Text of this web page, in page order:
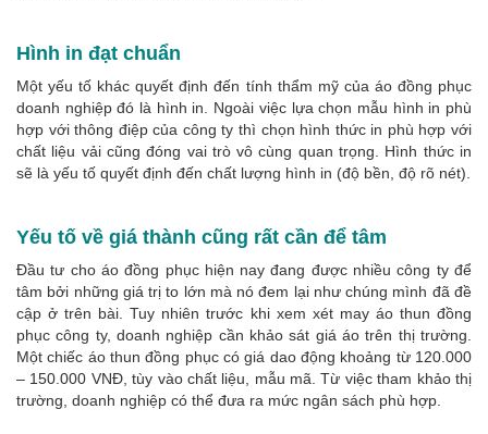
Hình in đạt chuẩn
Một yếu tố khác quyết định đến tính thẩm mỹ của áo đồng phục
doanh nghiệp đó là hình in. Ngoài việc lựa chọn mẫu hình in phù
hợp với thông điệp của công ty thì chọn hình thức in phù hợp với
chất liệu vải cũng đóng vai trò vô cùng quan trọng. Hình thức in
sẽ là yếu tố quyết định đến chất lượng hình in (độ bền, độ rõ nét).
Yếu tố về giá thành cũng rất cần để tâm
Đầu tư cho áo đồng phục hiện nay đang được nhiều công ty để
tâm bởi những giá trị to lớn mà nó đem lại như chúng mình đã đề
cập ở trên bài. Tuy nhiên trước khi xem xét may áo thun đồng
phục công ty, doanh nghiệp cần khảo sát giá áo trên thị trường.
Một chiếc áo thun đồng phục có giá dao động khoảng từ 120.000
– 150.000 VNĐ, tùy vào chất liệu, mẫu mã. Từ việc tham khảo thị
trường, doanh nghiệp có thể đưa ra mức ngân sách phù hợp.